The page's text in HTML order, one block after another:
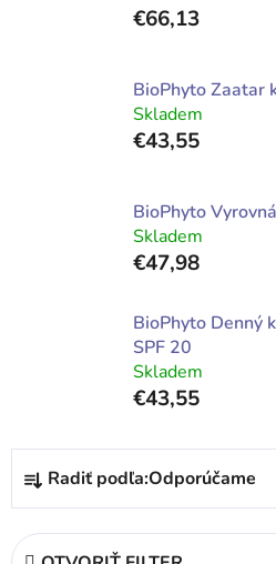
€66,13
BioPhyto Zaatar
Skladem
€43,55
BioPhyto
Skladem
€47,98
BioPhyto Denný
SPF 20
Skladem
€43,55
R
d
e
Radiť podľa:Odporúčame